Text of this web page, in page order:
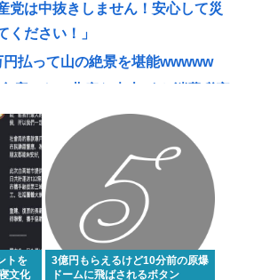
党は中抜きしません！安心して災
ください！」
円払って山の絶景を堪能wwwww
定も…懸念される”外食離れ”
『ヤオコー』【一番お寿司が美味
ー】300名が選ぶ1位に
ンモール熊本」爆発の原因は漏れ
…経産省、全国の大規模施設でガ
要請
のスピーチを聞いてる時の高市早
トを
文化
3億円もらえるけど10分前の原爆
ドームに飛ばされるボタン